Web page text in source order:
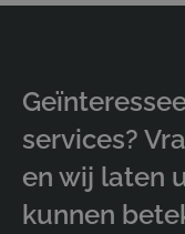
services?
en wij laten
kunnen